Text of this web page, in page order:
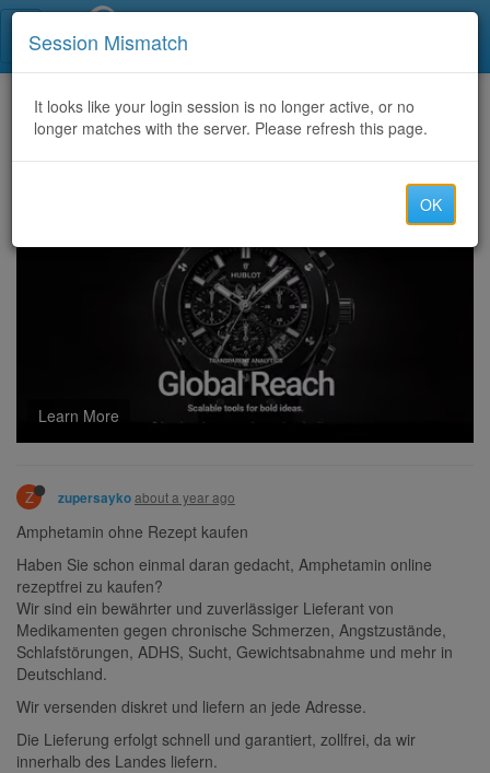
Home CategoriesDiscussion
fentanyl kaufen
Learn More
Z zupersaykoabout a year ago
Amphetamin ohne Rezept kaufen
Haben Sie schon einmal daran gedacht, Amphetamin online
rezeptfrei zu kaufen?
Wir sind ein bewährter und zuverlässiger Lieferant von
Medikamenten gegen chronische Schmerzen, Angstzustände,
Schlafstörungen, ADHS, Sucht, Gewichtsabnahme und mehr in
Deutschland.
Wir versenden diskret und liefern an jede Adresse.
Die Lieferung erfolgt schnell und garantiert, zollfrei, da wir
innerhalb des Landes liefern.
Session Mismatch
It looks like your login session is no longer active, or no
longer matches with the server. Please refresh this page.
OK